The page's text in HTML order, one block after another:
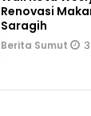
Renovasi
Saragih
Berita Sumut